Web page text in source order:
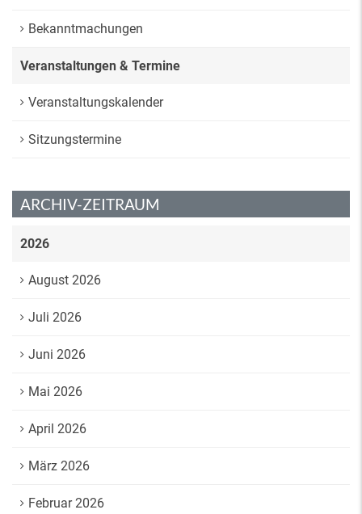
Bekanntmachungen
Veranstaltungen & Termine
Veranstaltungskalender
Sitzungstermine
ARCHIV-ZEITRAUM
2026
August 2026
Juli 2026
Juni 2026
Mai 2026
April 2026
März 2026
Februar 2026